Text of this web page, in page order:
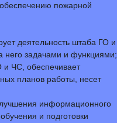
пожарной
деятельность штаба ГО и
него задачами и функциями;
и ЧС, обеспечивает
планов работы, несет
информационного
и подготовки